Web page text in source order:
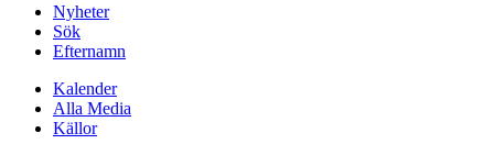
Nyheter
Sök
Efternamn
Kalender
Alla Media
Källor